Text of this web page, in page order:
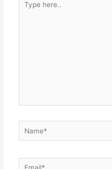
here..
Name*
Email*